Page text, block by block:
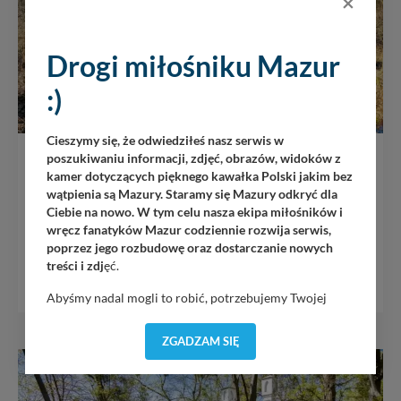
Krzyżacki Mostek
Wśród lasów pomiędzy Orzyszem a Okartowem, niedaleko
Wężewa, znajduje się niewielki obiekt, który od lat
rozbudza...
Drogi miłośniku Mazur
:)
Cieszymy się, że odwiedziłeś nasz serwis w
poszukiwaniu informacji, zdjęć, obrazów, widoków z
kamer dotyczących pięknego kawałka Polski jakim bez
wątpienia są Mazury. Staramy się Mazury odkryć dla
Ciebie na nowo. W tym celu nasza ekipa miłośników i
wręcz fanatyków Mazur codziennie rozwija serwis,
poprzez jego rozbudowę oraz dostarczanie nowych
treści i zdjęć.
Abyśmy nadal mogli to robić, potrzebujemy Twojej
dostosować do Twoich preferencji. Twoje dane (w tym
pliki cookies) będą zapisywane w celu usprawnienia
wyszukania, ulubione miejsca, logowania, itp).
ZGADZAM SIĘ